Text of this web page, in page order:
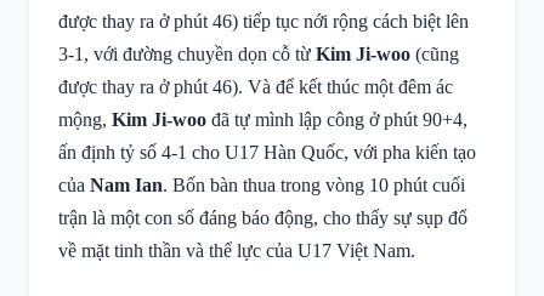
được thay ra ở phút 46) tiếp tục nới rộng cách biệt lên
3-1, với đường chuyền dọn cỗ từ Kim Ji-woo (cũng
được thay ra ở phút 46). Và để kết thúc một đêm ác
mộng, Kim Ji-woo đã tự mình lập công ở phút 90+4,
ấn định tỷ số 4-1 cho U17 Hàn Quốc, với pha kiến tạo
của Nam Ian. Bốn bàn thua trong vòng 10 phút cuối
trận là một con số đáng báo động, cho thấy sự sụp đổ
về mặt tinh thần và thể lực của U17 Việt Nam.